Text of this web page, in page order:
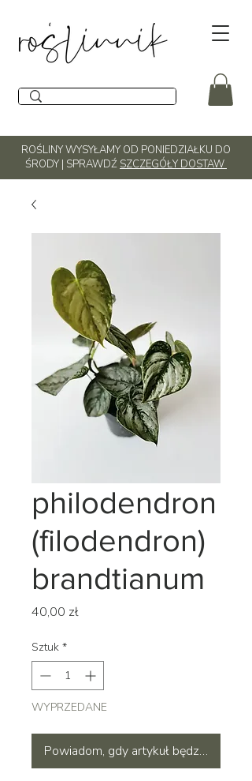
ROŚLINY WYSYŁAMY OD PONIEDZIAŁKU DO
ŚRODY | SPRAWDŹ SZCZEGÓŁY DOSTAW
philodendron
(filodendron)
brandtianum
40,00 złCena
Sztuk *
WYPRZEDANE
Powiadom, gdy artykuł będzie